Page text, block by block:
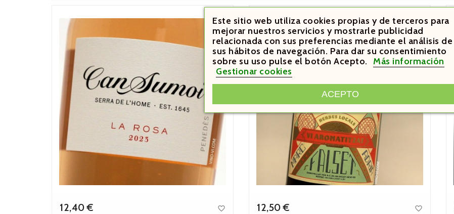
12,40 €  12,50 € 
Este sitio web utiliza cookies propias y de terceros para
mejorar nuestros servicios y mostrarle publicidad
relacionada con sus preferencias mediante el análisis de
sus hábitos de navegación. Para dar su consentimiento
sobre su uso pulse el botón Acepto. Más información
Gestionar cookies
ACEPTO